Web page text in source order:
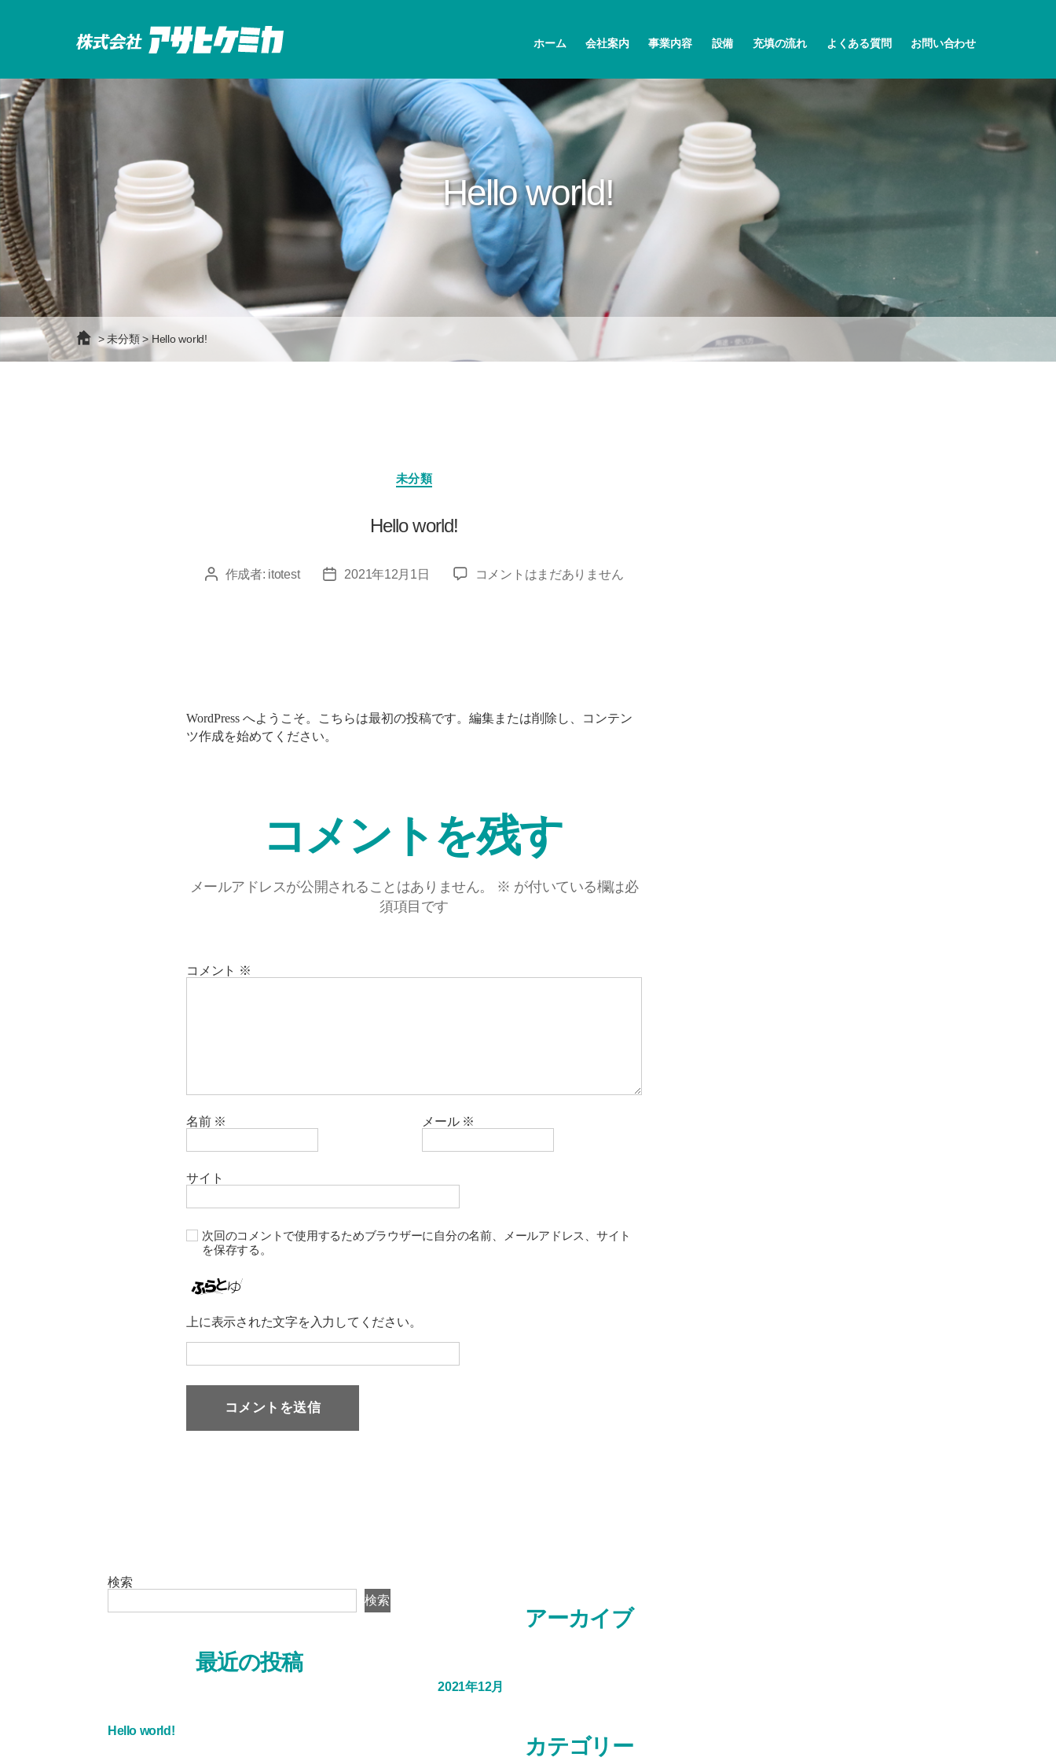
ホーム 会社案内 事業内容 設備 充填の流れ よくある質問 お問い合わせ
Hello world!
>未分類> Hello world!
カ
テ
ー
未分類
Hello world!
投 作成者: itotest
投
2021年12月1日
Hello
コメントはまだありません
WordPress へようこそ。こちらは最初の投稿です。編集または削除し、コンテン
ツ作成を始めてください。
コメントを残す
メールアドレスが公開されることはありません。 ※ が付いている欄は必
須項目です
コメント ※
名前 ※ メール ※
サイト
次回のコメントで使用するためブラウザーに自分の名前、メールアドレス、サイト
を保存する。
上に表示された文字を入力してください。
検索
検索
最近の投稿
Hello world!
アーカイブ
2021年12月
カテゴリー